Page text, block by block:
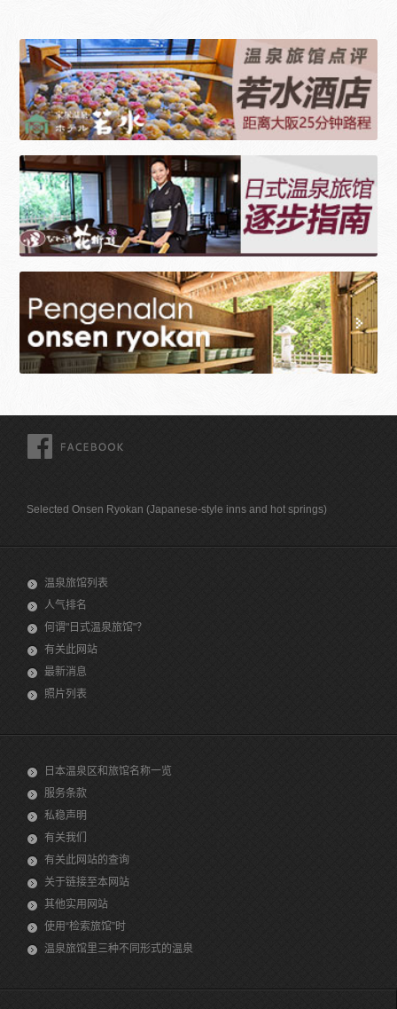
Selected Onsen Ryokan (Japanese-style inns and hot springs)
温泉旅馆列表
人气排名
何谓"日式温泉旅馆"？
有关此网站
最新消息
照片列表
日本温泉区和旅馆名称一览
服务条款
私稳声明
有关我们
有关此网站的查询
关于链接至本网站
其他实用网站
使用“检索旅馆”时
温泉旅馆里三种不同形式的温泉